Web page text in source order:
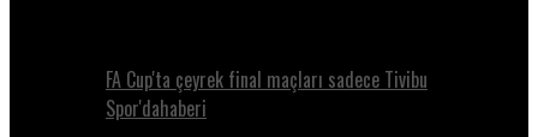
FA Cup'ta çeyrek final maçları sadece Tivibu
Spor'dahaberi